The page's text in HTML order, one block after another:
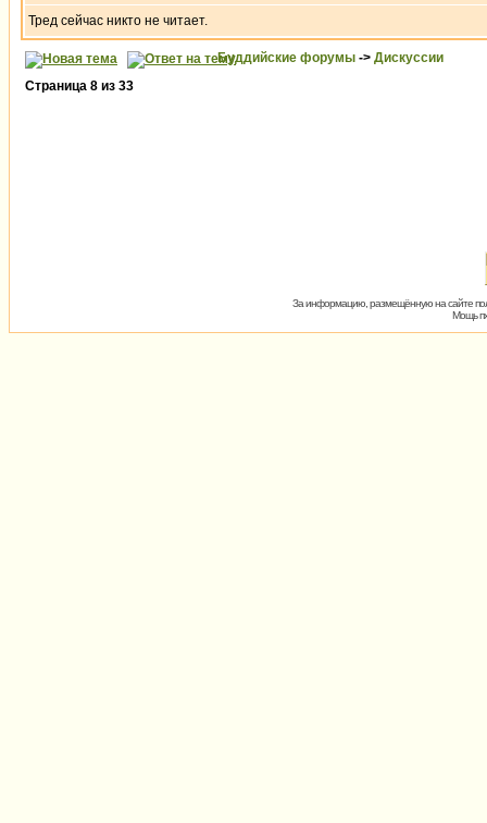
Тред сейчас никто не читает.
Буддийские форумы -> Дискуссии
Страница 8 из 33
За информацию, размещённую на сайте
Мощь